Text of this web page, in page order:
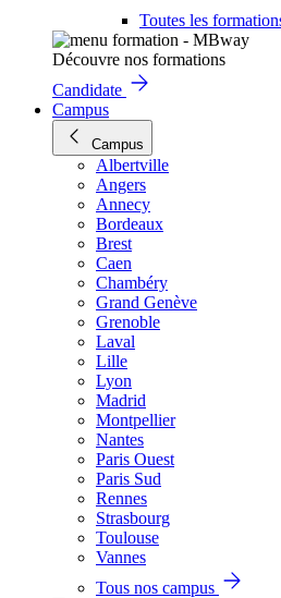
Toutes les
Découvre nos formations
Candidate
Campus
Campus
Albertville
Angers
Annecy
Bordeaux
Brest
Caen
Chambéry
Grand Genève
Grenoble
Laval
Lille
Lyon
Madrid
Montpellier
Nantes
Paris Ouest
Paris Sud
Rennes
Strasbourg
Toulouse
Vannes
Tous nos campus